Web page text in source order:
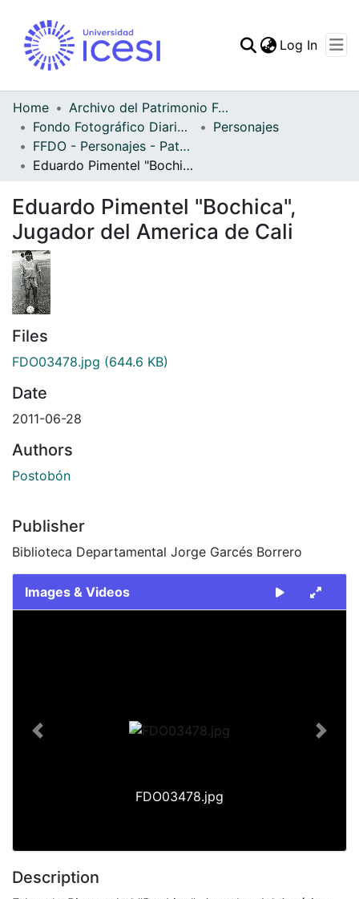
Statistics
Log In
Home
Archivo del Patrimonio Fotográfico y Fílmico del Valle del Cauca
Fondo Fotográfico Diario Occidente
Personajes
FFDO - Personajes - Patrimonial
Eduardo Pimentel "Bochica", Jugador del America de Cali
Eduardo Pimentel "Bochica",
Jugador del America de Cali
Files
FDO03478.jpg (644.6 KB)
Date
2011-06-28
Authors
Postobón
Publisher
Biblioteca Departamental Jorge Garcés Borrero
Images & Videos
FDO03478.jpg
Previous Next
Description